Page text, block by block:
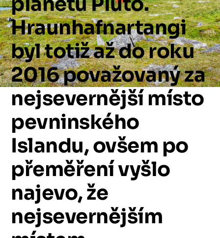
Hraunhafnartangi
byltotižaždoroku
2016považovanýza
nejsevernější místo
pevninského
Islandu,ovšem po
přeměřenívyšlo
najevo,že
nejsevernějším